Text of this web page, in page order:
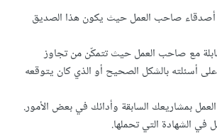
صاحب العمل حيث يكون هذا الصديق
مع صاحب العمل حيث تتمكّن من تجاوز
على أسئلته بالشكل الصحيح أو الذي كان يتوقعه
بمشاريعك السابقة وأدائك في بعض الأمور.
الشهادة التي تحملها.